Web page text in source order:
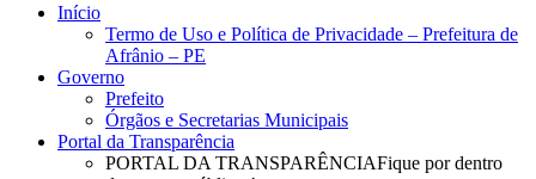
Close
Início
Termo de Uso e Política de Privacidade – Prefeitura de
Afrânio – PE
Governo
Prefeito
Órgãos e Secretarias Municipais
Portal da Transparência
PORTAL DA TRANSPARÊNCIAFique por dentro